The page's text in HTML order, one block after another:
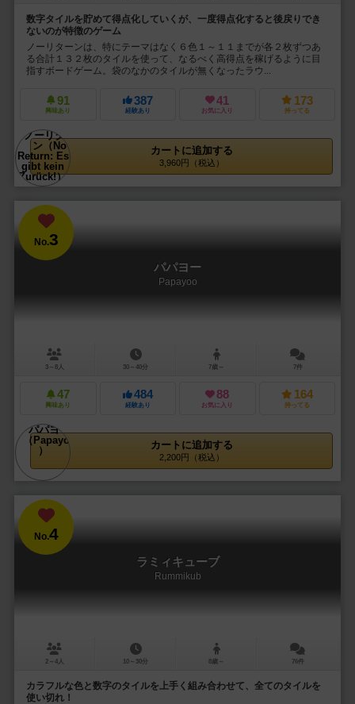
数字タイルを貯めて得点化していくが、一度得点化すると後戻りでき
ないのが特徴のゲーム
ノーリターンは、特にテーマはなく６色１～１１までが各２枚ずつあ
る合計１３２枚のタイルを使って、なるべく高得点を稼げるように目
指すボードゲーム。袋のなかのタイルが無くなったラウ...
91
興味あり
387
経験あり
41
お気に入り
173
持ってる
カートに追加する
3,960円（税込）
No.3
パパヨー
Papayoo
3～8人 30～40分 7歳～ 7件
47
興味あり
484
経験あり
88
お気に入り
164
持ってる
カートに追加する
2,200円（税込）
No.4
ラミィキューブ
Rummikub
2～4人 10～30分 8歳～ 76件
カラフルな色と数字のタイルを上手く組み合わせて、全てのタイルを
使い切れ！